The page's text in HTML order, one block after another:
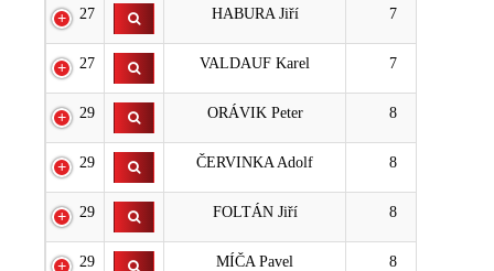
27 HABURA Jiří 7
27 VALDAUF Karel 7
29 ORÁVIK Peter 8
29 ČERVINKA Adolf 8
29 FOLTÁN Jiří 8
29 MÍČA Pavel 8